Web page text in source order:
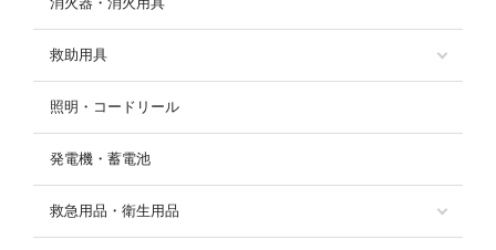
救助用具
照明・コードリール
発電機・蓄電池
救急用品・衛生用品